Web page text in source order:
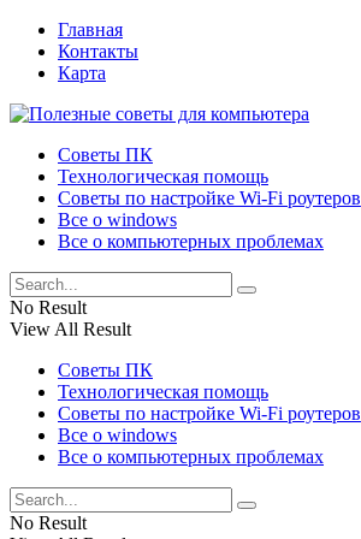
Главная
Контакты
Карта
Советы ПК
Технологическая помощь
Советы по настройке Wi-Fi роутеров
Все о windows
Все о компьютерных проблемах
No Result
View All Result
Советы ПК
Технологическая помощь
Советы по настройке Wi-Fi роутеров
Все о windows
Все о компьютерных проблемах
No Result